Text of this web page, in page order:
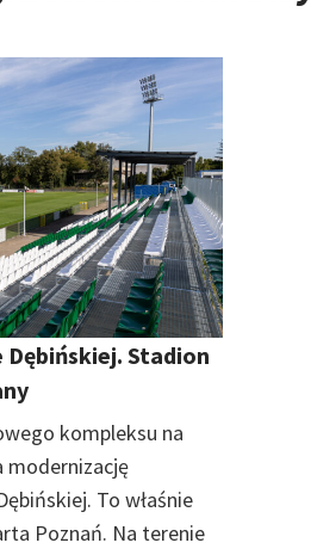
Stadion
kompleksu na
modernizację
To właśnie
Poznań. Na terenie